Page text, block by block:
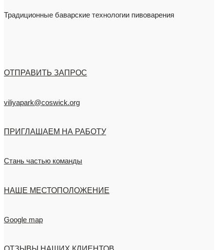
Традиционные баварские технологии пивоварения
ОТПРАВИТЬ ЗАПРОС
viliyapark@coswick.org
ПРИГЛАШАЕМ НА РАБОТУ
Стань частью команды
НАШЕ МЕСТОПОЛОЖЕНИЕ
Google map